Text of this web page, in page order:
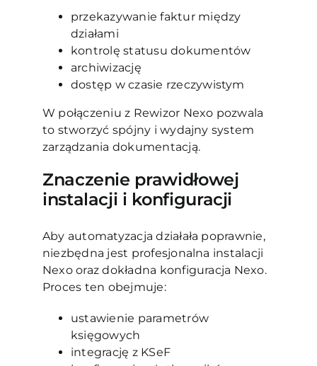
przekazywanie faktur między
działami
kontrolę statusu dokumentów
archiwizację
dostęp w czasie rzeczywistym
W połączeniu z Rewizor Nexo pozwala
to stworzyć spójny i wydajny system
zarządzania dokumentacją.
Znaczenie prawidłowej
instalacji i konfiguracji
Aby automatyzacja działała poprawnie,
niezbędna jest profesjonalna instalacji
Nexo oraz dokładna konfiguracja Nexo.
Proces ten obejmuje:
ustawienie parametrów
księgowych
integrację z KSeF